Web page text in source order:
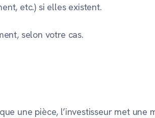
etc.) si elles existent.
selon votre cas.
une pièce, l’investisseur met une